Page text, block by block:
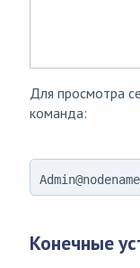
Для просмотра
команда:
Конечные